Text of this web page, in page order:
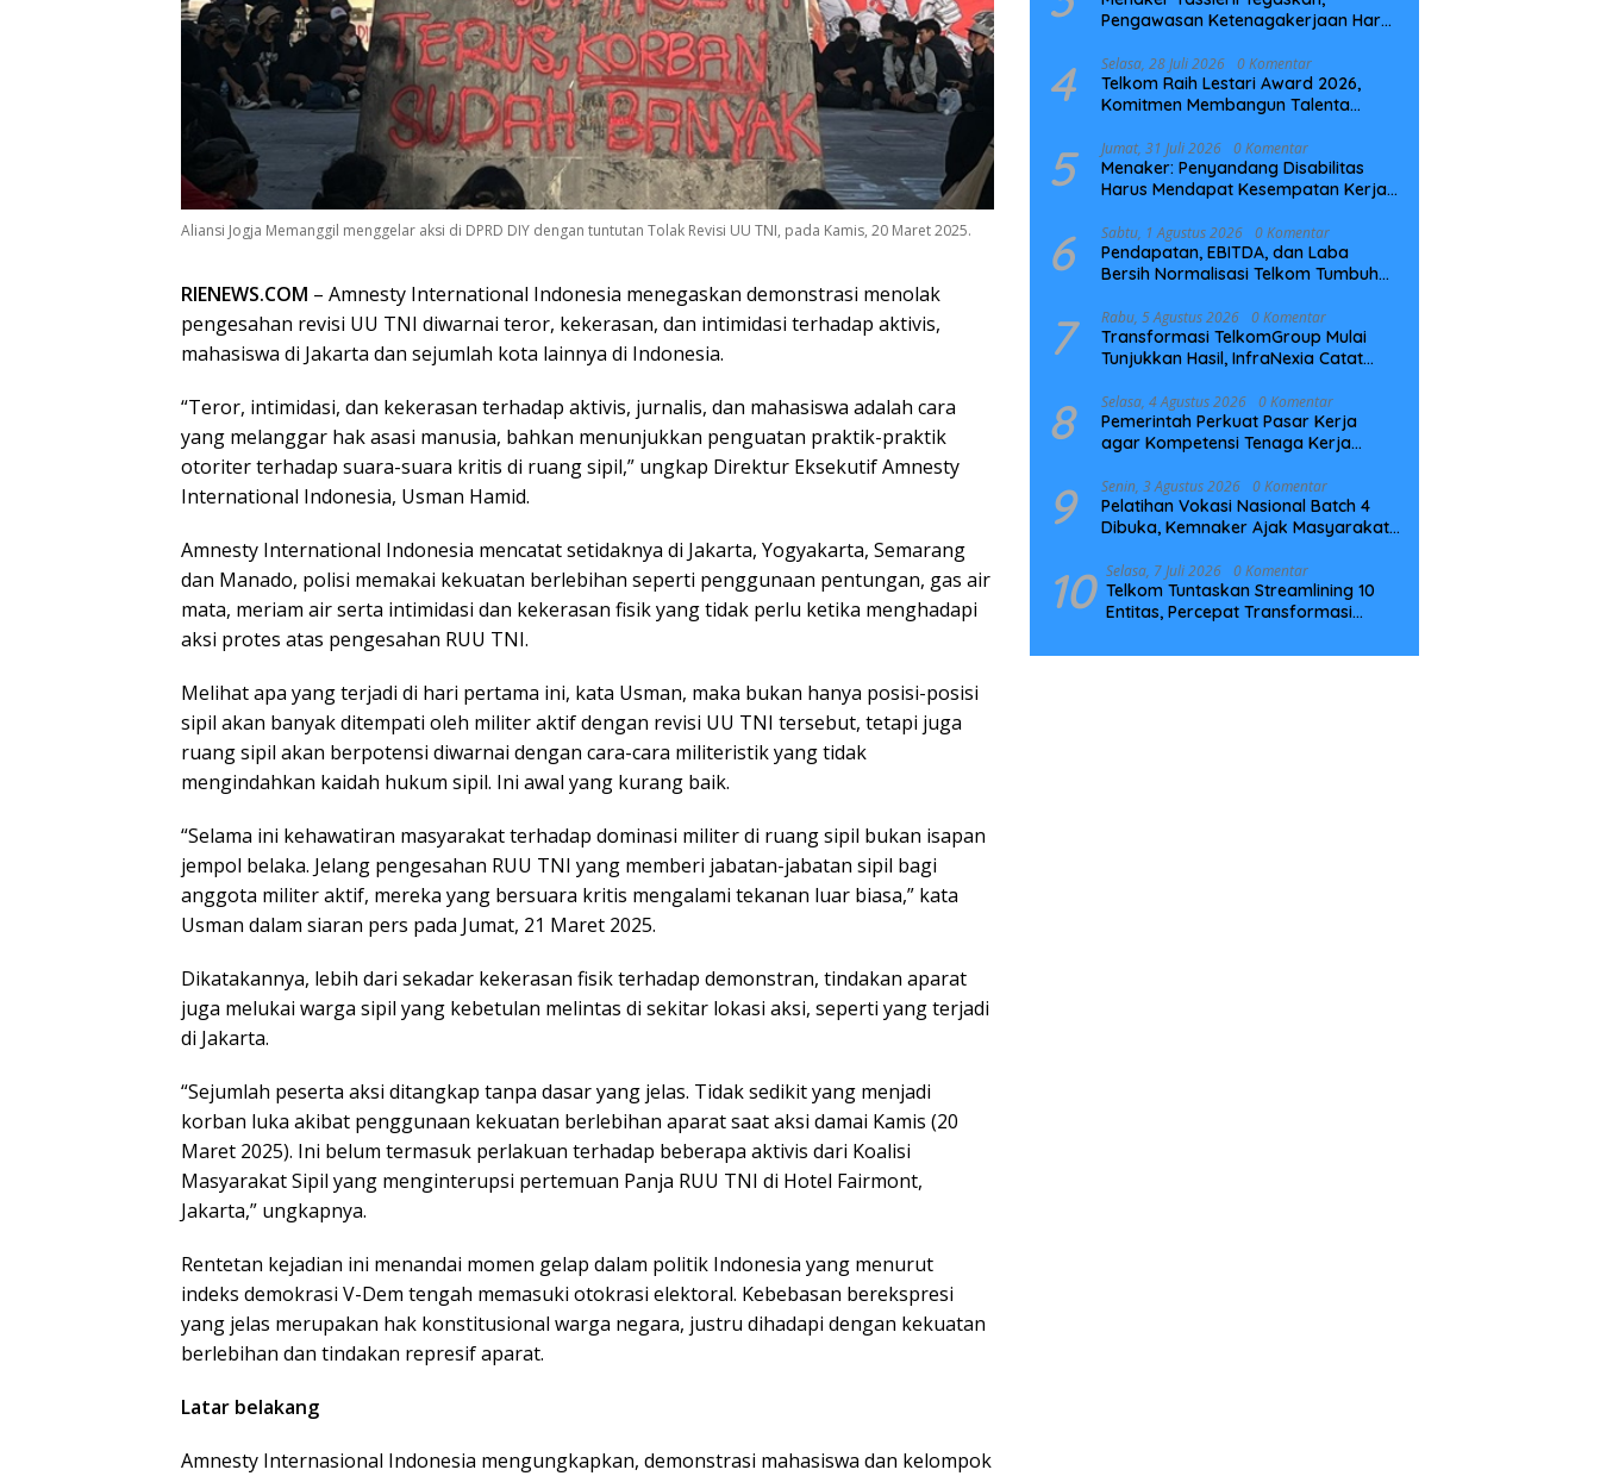
Aliansi Jogja Memanggil menggelar aksi di DPRD DIY dengan tuntutan Tolak Revisi UU TNI, pada Kamis, 20 Maret 2025.
RIENEWS.COM – Amnesty International Indonesia menegaskan demonstrasi menolak
pengesahan revisi UU TNI diwarnai teror, kekerasan, dan intimidasi terhadap aktivis,
mahasiswa di Jakarta dan sejumlah kota lainnya di Indonesia.
“Teror, intimidasi, dan kekerasan terhadap aktivis, jurnalis, dan mahasiswa adalah cara
yang melanggar hak asasi manusia, bahkan menunjukkan penguatan praktik-praktik
otoriter terhadap suara-suara kritis di ruang sipil,” ungkap Direktur Eksekutif Amnesty
International Indonesia, Usman Hamid.
Amnesty International Indonesia mencatat setidaknya di Jakarta, Yogyakarta, Semarang
dan Manado, polisi memakai kekuatan berlebihan seperti penggunaan pentungan, gas air
mata, meriam air serta intimidasi dan kekerasan fisik yang tidak perlu ketika menghadapi
aksi protes atas pengesahan RUU TNI.
Melihat apa yang terjadi di hari pertama ini, kata Usman, maka bukan hanya posisi-posisi
sipil akan banyak ditempati oleh militer aktif dengan revisi UU TNI tersebut, tetapi juga
ruang sipil akan berpotensi diwarnai dengan cara-cara militeristik yang tidak
mengindahkan kaidah hukum sipil. Ini awal yang kurang baik.
“Selama ini kehawatiran masyarakat terhadap dominasi militer di ruang sipil bukan isapan
jempol belaka. Jelang pengesahan RUU TNI yang memberi jabatan-jabatan sipil bagi
anggota militer aktif, mereka yang bersuara kritis mengalami tekanan luar biasa,” kata
Usman dalam siaran pers pada Jumat, 21 Maret 2025.
Dikatakannya, lebih dari sekadar kekerasan fisik terhadap demonstran, tindakan aparat
juga melukai warga sipil yang kebetulan melintas di sekitar lokasi aksi, seperti yang terjadi
di Jakarta.
“Sejumlah peserta aksi ditangkap tanpa dasar yang jelas. Tidak sedikit yang menjadi
korban luka akibat penggunaan kekuatan berlebihan aparat saat aksi damai Kamis (20
Maret 2025). Ini belum termasuk perlakuan terhadap beberapa aktivis dari Koalisi
Masyarakat Sipil yang menginterupsi pertemuan Panja RUU TNI di Hotel Fairmont,
Jakarta,” ungkapnya.
Rentetan kejadian ini menandai momen gelap dalam politik Indonesia yang menurut
indeks demokrasi V-Dem tengah memasuki otokrasi elektoral. Kebebasan berekspresi
yang jelas merupakan hak konstitusional warga negara, justru dihadapi dengan kekuatan
berlebihan dan tindakan represif aparat.
Latar belakang
Amnesty Internasional Indonesia mengungkapkan, demonstrasi mahasiswa dan kelompok
Pengawasan Ketenagakerjaan Harus
4 Selasa, 28 Juli 2026 0 Komentar
Telkom Raih Lestari Award 2026,
Komitmen Membangun Talenta
5 Jumat, 31 Juli 2026 0 Komentar
Menaker: Penyandang Disabilitas
Harus Mendapat Kesempatan Kerja
6 Sabtu, 1 Agustus 2026 0 Komentar
Pendapatan, EBITDA, dan Laba
Bersih Normalisasi Telkom Tumbuh
7 Rabu, 5 Agustus 2026 0 Komentar
Transformasi TelkomGroup Mulai
Tunjukkan Hasil, InfraNexia Catat
Digital Nasional
8 Selasa, 4 Agustus 2026 0 Komentar
Pemerintah Perkuat Pasar Kerja
agar Kompetensi Tenaga Kerja
9 Senin, 3 Agustus 2026 0 Komentar
Pelatihan Vokasi Nasional Batch 4
Dibuka, Kemnaker Ajak Masyarakat
10 Selasa, 7 Juli 2026 0 Komentar
Telkom Tuntaskan Streamlining 10
Entitas, Percepat Transformasi